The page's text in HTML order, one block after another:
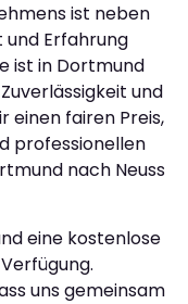
ist neben
und Erfahrung
ist in Dortmund
und
einen fairen Preis,
professionellen
nach Neuss
eine kostenlose
uns gemeinsam